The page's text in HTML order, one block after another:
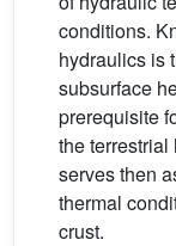
conditions.
hydraulics is
subsurface
prerequisite
the terrestrial
serves then
thermal
crust.